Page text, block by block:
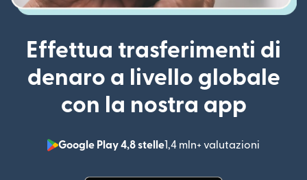
Effettua trasferimenti di
denaro a livello globale
con la nostra app
Google Play 4,8 stelle1,4 mln+ valutazioni